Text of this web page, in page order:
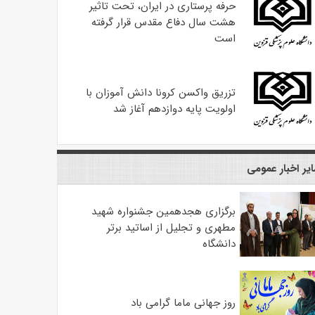
حرفه پرستاری در ایران، تحت تاثیر
هشت سال دفاع مقدس قرار گرفته
است
تزریق واکسن کرونا دانش آموزان با
اولویت پایه دوازدهم آغاز شد
اخبار عمومی
برگزاری هجدهمین جشنواره شهید
مطهری و تجلیل از اساتید برتر
دانشگاه
روز جهانی ماما گرامی باد